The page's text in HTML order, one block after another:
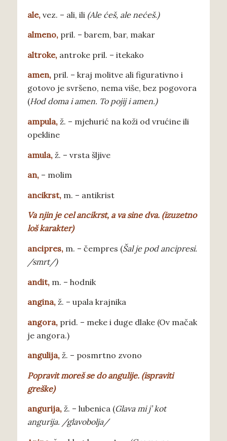
ale, vez. – ali, ili (Ale ćeš, ale nećeš.)
almeno,pril. – barem, bar, makar
altroke, antroke pril. – itekako
amen,pril. – kraj molitve ali figurativno i
gotovo je svršeno, nema više, bez pogovora
(Hod doma i amen. To pojij i amen.)
ampula, ž. – mjehurić na koži od vrućine ili
opekline
amula, ž. – vrsta šljive
an,– molim
ancikrst, m. – antikrist
Va njin je cel ancikrst, a va sine dva. (izuzetno
loš karakter)
ancipres, m. – čempres (Šal je pod ancipresi.
/smrt/)
andit, m. – hodnik
angina,ž. – upala krajnika
angora, prid. – meke i duge dlake (Ov mačak
je angora.)
angulija, ž. – posmrtno zvono
Popravit moreš se do angulije. (ispraviti
greške)
angurija,ž. – lubenica (Glava mi j’ kot
angurija. /glavobolja/